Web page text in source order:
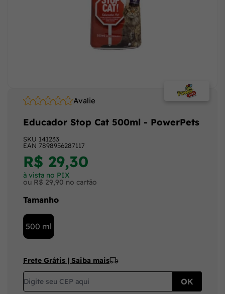
Avalie
SKU 141233
EAN 7898956287117
Educador Stop Cat 500ml - PowerPets
R$ 29,30
à vista no PIX
ou R$ 29,90 no cartão
Frete Grátis | Saiba mais
Tamanho
500 ml